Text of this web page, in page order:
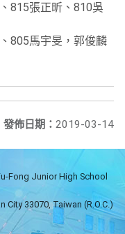
815張正昕、810吳
805馬宇旻，郭俊麟
發佈日期： 2019-03-14
Fong Junior High School
City 33070, Taiwan (R.O.C.)